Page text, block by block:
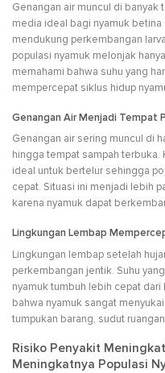
Genangan air muncul di
media ideal bagi nyamuk
mendukung perkembangan
populasi nyamuk melonjak
memahami bahwa suhu yang
mempercepat siklus hidup
Genangan Air Menjadi Tempat
Genangan air sering muncul di
hingga tempat sampah
ideal untuk bertelur sehingga
cepat. Situasi ini menjadi lebih
karena nyamuk dapat
Lingkungan Lembap
Lingkungan lembap setelah
perkembangan jentik. Suhu
nyamuk tumbuh lebih cepat
bahwa nyamuk sangat
tumpukan barang, sudut
Risiko Penyakit
Meningkatnya Populasi